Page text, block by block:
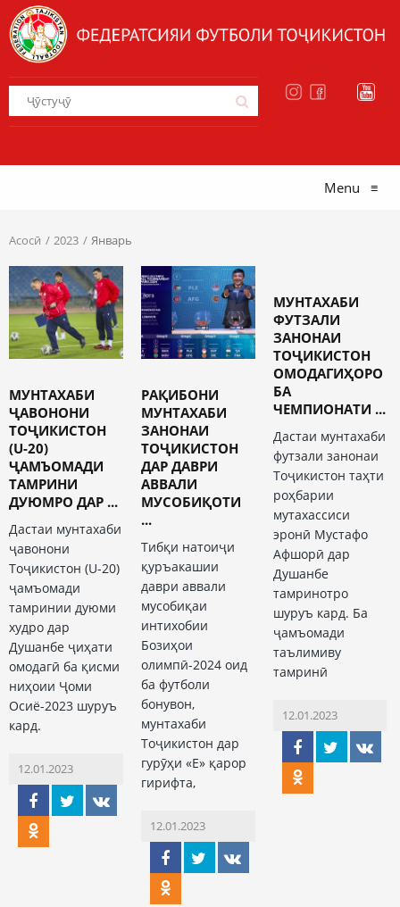
Menu ≡
Асосӣ 2023 Январь
МУНТАХАБИ
ҶАВОНОНИ
ТОҶИКИСТОН
(U-20)
ҶАМЪОМАДИ
ТАМРИНИ
ДУЮМРО ДАР ...
Дастаи мунтахаби
ҷавонони
Тоҷикистон (U-20)
ҷамъомади
тамринии дуюми
худро дар
Душанбе ҷиҳати
омодагӣ ба қисми
ниҳоии Ҷоми
Осиё-2023 шуруъ
кард.
12.01.2023
РАҚИБОНИ
МУНТАХАБИ
ЗАНОНАИ
ТОҶИКИСТОН
ДАР ДАВРИ
АВВАЛИ
МУСОБИҚОТИ
...
Тибқи натоиҷи
қуръакашии
даври аввали
мусобиқаи
интихобии
Бозиҳои
олимпӣ-2024 оид
ба футболи
бонувон,
мунтахаби
Тоҷикистон дар
гурӯҳи «Е» қарор
гирифта,
12.01.2023
МУНТАХАБИ
ФУТЗАЛИ
ЗАНОНАИ
ТОҶИКИСТОН
ОМОДАГИҲОРО
БА
ЧЕМПИОНАТИ ...
Дастаи мунтахаби
футзали занонаи
Тоҷикистон таҳти
роҳбарии
мутахассиси
эронӣ Мустафо
Афшорӣ дар
Душанбе
тамринотро
шуруъ кард. Ба
ҷамъомади
таълимиву
тамринӣ
12.01.2023